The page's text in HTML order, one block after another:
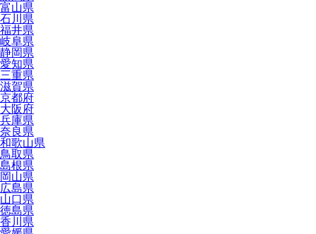
富山県
石川県
福井県
岐阜県
静岡県
愛知県
三重県
滋賀県
京都府
大阪府
兵庫県
奈良県
和歌山県
鳥取県
島根県
岡山県
広島県
山口県
徳島県
香川県